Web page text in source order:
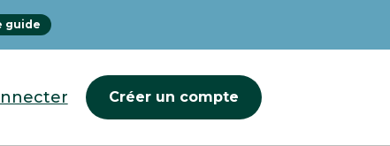
guide
Créer un compte